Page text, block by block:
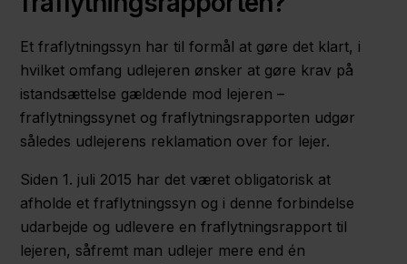
Et fraflytningssyn har til formål at gøre det klart, i
hvilket omfang udlejeren ønsker at gøre krav på
istandsættelse gældende mod lejeren –
fraflytningssynet og fraflytningsrapporten udgør
således udlejerens reklamation over for lejer.
Siden 1. juli 2015 har det været obligatorisk at
afholde et fraflytningssyn og i denne forbindelse
udarbejde og udlevere en fraflytningsrapport til
lejeren, såfremt man udlejer mere end én